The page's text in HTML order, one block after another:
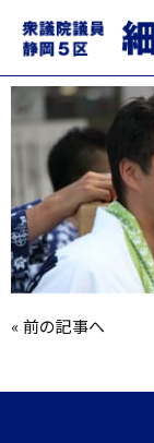
profile_img_7
2020.02.09
«前の記事へ